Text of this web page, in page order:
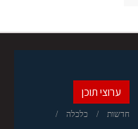
ערוצי תוכן
חדשות כלכלה